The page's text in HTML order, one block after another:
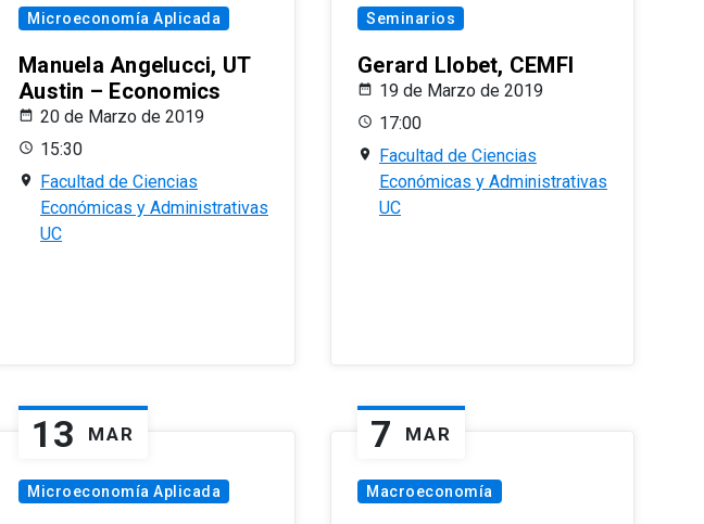
Microeconomía Aplicada
Manuela Angelucci, UT
Austin – Economics
20 de Marzo de 2019
15:30
Facultad de Ciencias
Económicas y Administrativas
UC
Seminarios
Gerard Llobet, CEMFI
19 de Marzo de 2019
17:00
Facultad de Ciencias
Económicas y Administrativas
UC
13 MAR
Microeconomía Aplicada
7 MAR
Macroeconomía